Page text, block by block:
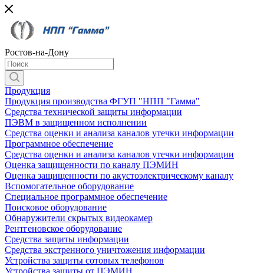
Ростов-на-Дону
Продукция
Продукция производства ФГУП "НПП "Гамма"
Средства технической защиты информации
ПЭВМ в защищенном исполнении
Средства оценки и анализа каналов утечки информации
Программное обеспечение
Средства оценки и анализа каналов утечки информации
Оценка защищенности по каналу ПЭМИН
Оценка защищенности по акустоэлектрическому каналу
Вспомогательное оборудование
Специальное программное обеспечение
Поисковое оборудование
Обнаружители скрытых видеокамер
Рентгеновское оборудование
Средства защиты информации
Средства экстренного уничтожения информации
Устройства защиты сотовых телефонов
Устройства защиты от ПЭМИН